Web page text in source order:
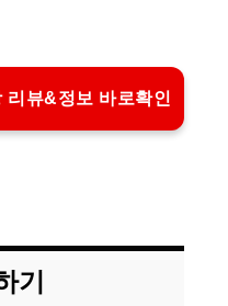
리뷰&정보 바로확인
기